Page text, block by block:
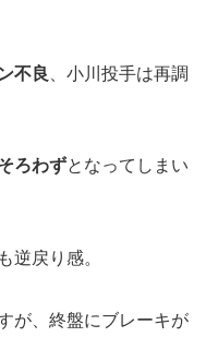
不良
、小川投手は再調
ろわずとなってしまい
逆戻り感。
が、終盤にブレーキが